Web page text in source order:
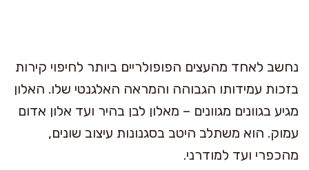
נחשב לאחד מהעצים הפופולריים ביותר לחיפוי קירות
בזכות עמידותו הגבוהה והמראה האלגנטי שלו. האלון
מגיע בגוונים מגוונים – מאלון לבן בהיר ועד אלון אדום
עמוק. הוא משתלב היטב בסגנונות עיצוב שונים,
מהכפרי ועד למודרני.